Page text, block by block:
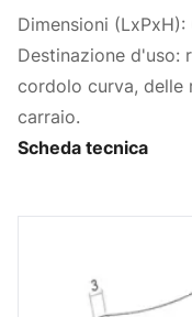
Dimensioni
Destinazione d'uso:
cordolo curva, delle
carraio.
Scheda tecnica